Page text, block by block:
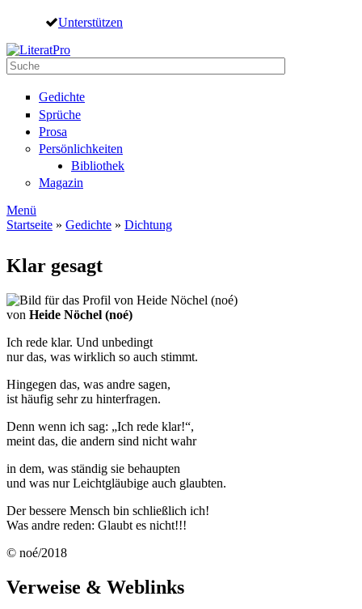
Direkt zum Inhalt
Unterstützen
Suche
Gedichte
Sprüche
Prosa
Persönlichkeiten
Bibliothek
Magazin
Menü
Startseite » Gedichte » Dichtung
Klar gesagt
von Heide Nöchel (noé)
Ich rede klar. Und unbedingt
nur das, was wirklich so auch stimmt.
Hingegen das, was andre sagen,
ist häufig sehr zu hinterfragen.
Denn wenn ich sag: „Ich rede klar!“,
meint das, die andern sind nicht wahr
in dem, was ständig sie behaupten
und was nur Leichtgläubige auch glaubten.
Der bessere Mensch bin schließlich ich!
Was andre reden: Glaubt es nicht!!!
© noé/2018
Verweise & Weblinks